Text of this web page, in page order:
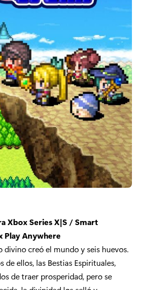
Xbox Series X|S / Smart
Play Anywhere
divino creó el mundo y seis huevos.
de ellos, las Bestias Espirituales,
de traer prosperidad, pero se